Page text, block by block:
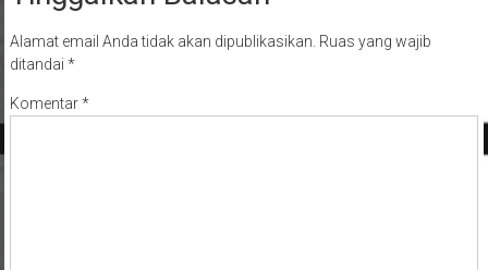
Alamat email Anda tidak akan dipublikasikan. Ruas yang wajib
ditandai *
Komentar*